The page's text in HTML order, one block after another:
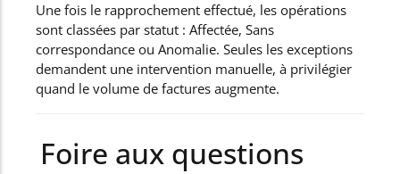
Une fois le rapprochement effectué, les opérations
sont classées par statut : Affectée, Sans
correspondance ou Anomalie. Seules les exceptions
demandent une intervention manuelle, à privilégier
quand le volume de factures augmente.
Foire aux questions